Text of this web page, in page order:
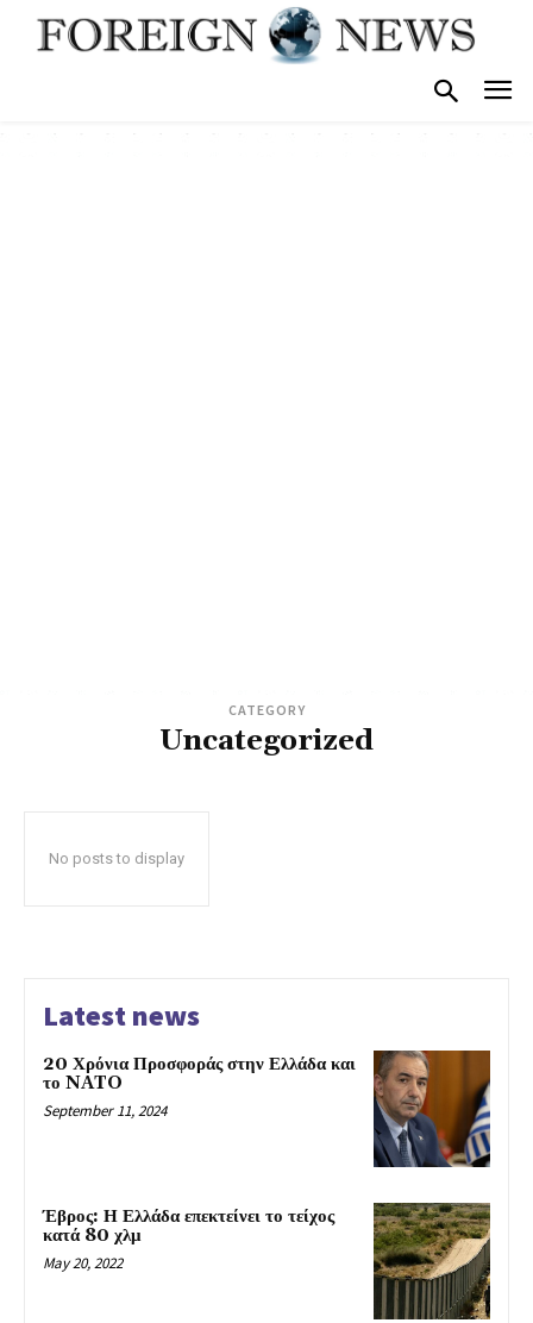
CATEGORY
Uncategorized
No posts to display
Latest news
20 Χρόνια Προσφοράς στην Ελλάδα και
το NATO
September 11, 2024
Έβρος: Η Ελλάδα επεκτείνει το τείχος
κατά 80 χλμ
May 20, 2022